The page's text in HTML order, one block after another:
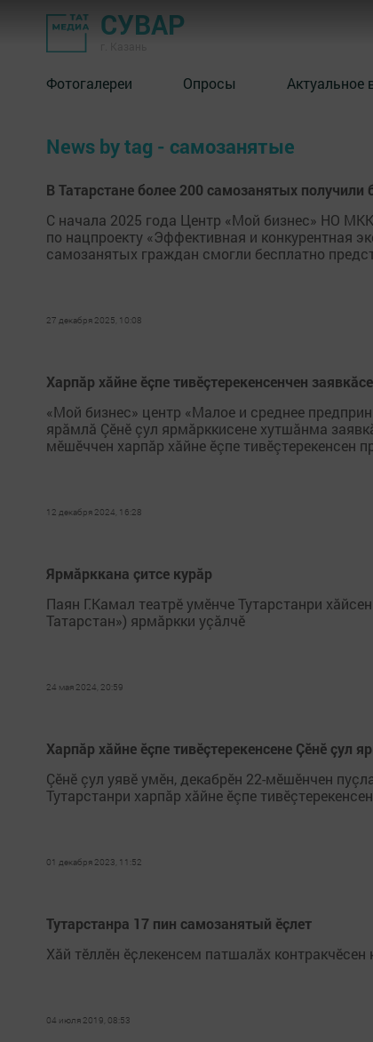
СУВАР
Фотогалереи Опросы Актуальное
News by tag - самозанятые
В Татарстане более 200 самозанятых
С начала 2025 года Центр «Мой бизнес» НО
по нацпроекту «Эффективная и конкурентная
самозанятых граждан смогли бесплатно
27 декабря 2025, 10:08
Харпăр хăйне ӗçпе тивӗçтерекенсенчен
«Мой бизнес» центр «Малое и среднее
ярăмлă Çӗнӗ çул ярмăрккисене хутшăнма
мӗшӗччен харпăр хăйне ӗçпе тивӗçтерекенсен
12 декабря 2024, 16:28
Ярмăрккана çитсе курăр
Паян Г.Камал театрӗ умӗнче Тутарстанри
Татарстан») ярмăркки уçăлчӗ
24 мая 2024, 20:59
Харпăр хăйне ĕçпе тивĕçтерекенсене Çӗнӗ çул
Çӗнӗ çул уявӗ умӗн, декабрӗн 22-мӗшӗнчен
Тутарстанри харпăр хăйне ĕçпе
01 декабря 2023, 11:52
Тутарстанра 17 пин самозанятый ӗҫлет
Хӑй тӗллӗн ӗҫлекенсем патшалӑх контракчӗсен
04 июля 2019, 08:53